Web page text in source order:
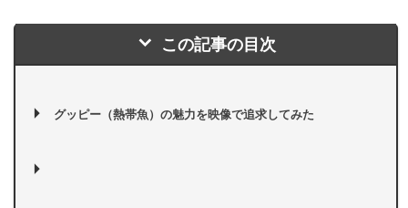
この記事の目次
グッピー（熱帯魚）の魅力を映像で追求してみた